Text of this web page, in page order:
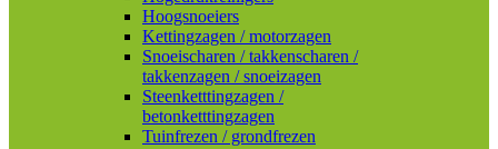
Hoogsnoeiers
Kettingzagen / motorzagen
Snoeischaren / takkenscharen /
takkenzagen / snoeizagen
Steenketttingzagen /
betonketttingzagen
Tuinfrezen / grondfrezen